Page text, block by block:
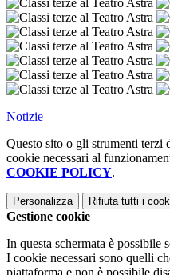
Notizie
Questo sito o gli strumenti terzi
cookie necessari al
COOKIE POLICY.
Personalizza Rifiuta tutti i
Gestione cookie
In questa schermata è possibile
I cookie necessari sono quelli
piattaforma e non è possibile